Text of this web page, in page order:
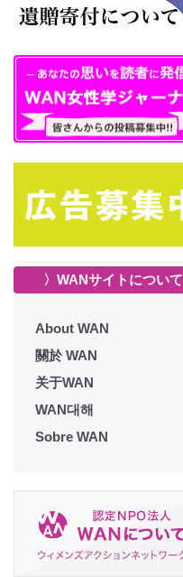
〉WANサイトについて
About WAN
關於 WAN
关于WAN
WAN대해
Sobre WAN